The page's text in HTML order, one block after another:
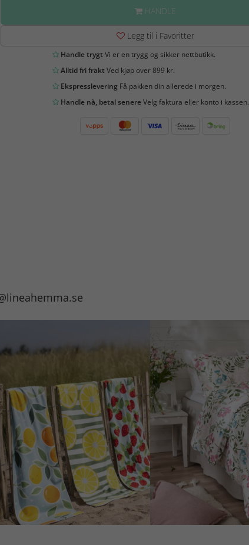
HANDLE
Legg til i Favoritter
Handle trygtVi er en trygg og sikker nettbutikk.
Alltid fri fraktVed kjøp over 899 kr.
EkspressleveringFå pakken din allerede i morgen.
Handle nå, betal senereVelg faktura eller konto i kassen.